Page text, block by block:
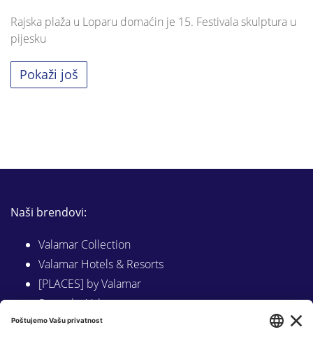
Rajska plaža u Loparu domaćin je 15. Festivala skulptura u
pijesku
Pokaži još
Naši brendovi:
Valamar Collection
Valamar Hotels & Resorts
[PLACES] by Valamar
Sunny by Valamar
Valamar Camping